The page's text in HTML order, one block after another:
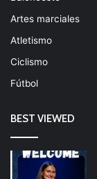
Artes marciales
Atletismo
Ciclismo
Fútbol
BEST VIEWED